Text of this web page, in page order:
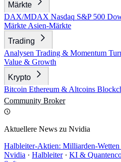
Märkte
DAX/MDAX Nasdaq S&P 500
Märkte Asien-Märkte
Trading
Analysen Trading & Momentum
Value & Growth
Krypto
Bitcoin Ethereum & Altcoins
Community Broker
Aktuellere News zu Nvidia
Halbleiter-Aktien: Milliarden-
Nvidia · Halbleiter · KI &